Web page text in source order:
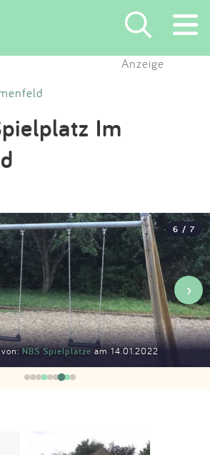
×
Suchen
Eintragen
Blog
Partner
Kontakt
Impressum
Anmelden
Anzeige
Im
von:NBS Spielplätze am 14.01.2022
6 / 7
›